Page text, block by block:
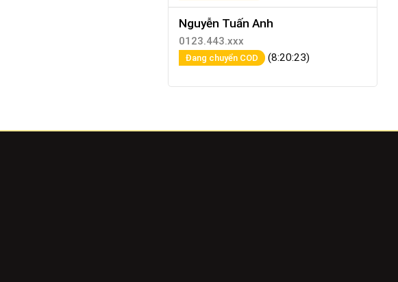
Nguyễn Tuấn Anh
0123.443.xxx
Đang chuyển COD (8:20:23)